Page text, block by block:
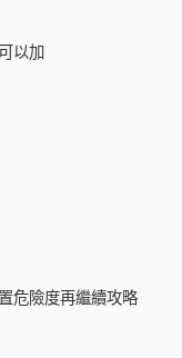
以加
危險度再繼續攻略